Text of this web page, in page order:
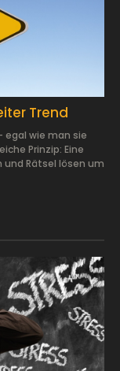
Trend
egal wie man sie
Prinzip: Eine
und Rätsel lösen um